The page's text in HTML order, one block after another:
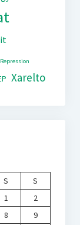
Repression
Xarelto
S
S
1
2
8
9